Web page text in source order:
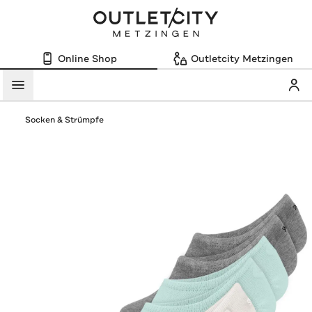
Online Shop Outletcity Metzingen
Menü
Socken & Strümpfe